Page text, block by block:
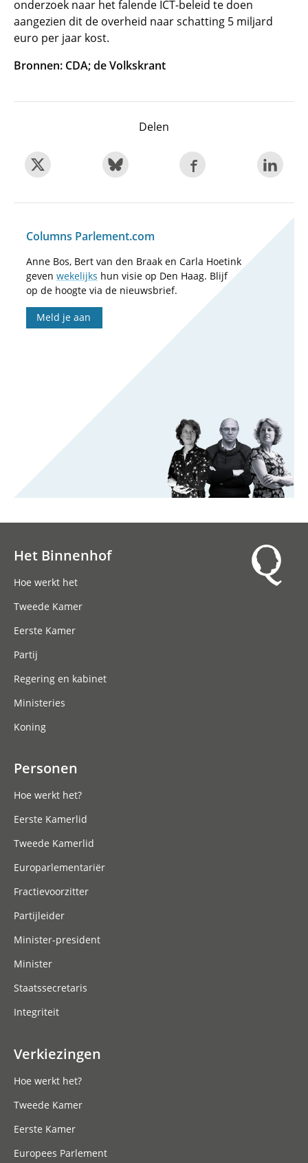
onderzoek naar het falende ICT-beleid te doen
aangezien dit de overheid naar schatting 5 miljard
euro per jaar kost.
Bronnen: CDA; deVolkskrant
Delen
Columns Parlement.com
Anne Bos, Bert van den Braak en Carla Hoetink
geven wekelijks hun visie op Den Haag. Blijf
op de hoogte via de nieuwsbrief.
Meld je aan
Het Binnenhof
Hoe werkt het
Tweede Kamer
Eerste Kamer
Partij
Regering en kabinet
Ministeries
Koning
Personen
Hoe werkt het?
Eerste Kamerlid
Tweede Kamerlid
Europarlementariër
Fractievoorzitter
Partijleider
Minister-president
Minister
Staatssecretaris
Integriteit
Verkiezingen
Hoe werkt het?
Tweede Kamer
Eerste Kamer
Europees Parlement